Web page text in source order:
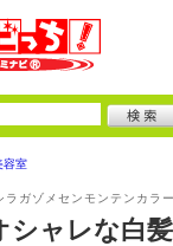
容室
ラガゾメセンモンテンカラ
シャレな白